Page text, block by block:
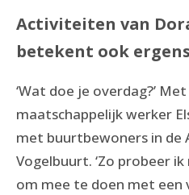
Activiteiten van
betekent ook
‘Wat doe je overdag?’
maatschappelijk werker
met buurtbewoners in de
Vogelbuurt. ‘Zo probeer
om mee te doen met een